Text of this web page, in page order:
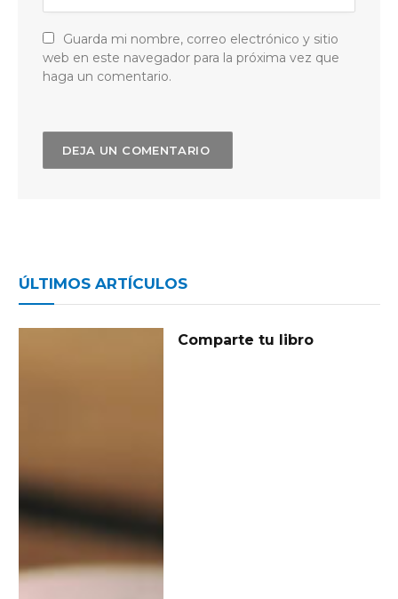
Guarda mi nombre, correo electrónico y sitio
web en este navegador para la próxima vez que
haga un comentario.
ÚLTIMOS ARTÍCULOS
Comparte tu libro